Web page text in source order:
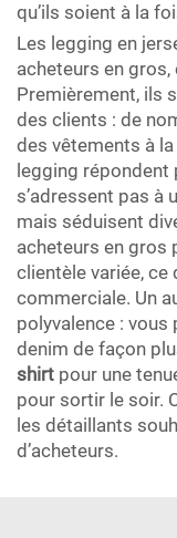
qu’ils soient à la
Les legging en
acheteurs en
Premièrement, ils
des clients : de
des vêtements à
legging
s’adressent pas à
mais séduisent
acheteurs en gros
clientèle variée,
commerciale. Un
polyvalence : vous
denim de façon
shirt pour une
pour sortir le soir.
les détaillants
d’acheteurs.